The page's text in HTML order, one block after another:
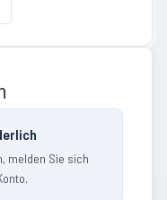
melden Sie sich